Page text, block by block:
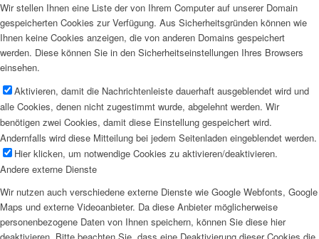
Wir stellen Ihnen eine Liste der von Ihrem Computer auf unserer Domain
gespeicherten Cookies zur Verfügung. Aus Sicherheitsgründen können wie
Ihnen keine Cookies anzeigen, die von anderen Domains gespeichert
werden. Diese können Sie in den Sicherheitseinstellungen Ihres Browsers
einsehen.
Aktivieren, damit die Nachrichtenleiste dauerhaft ausgeblendet wird und
alle Cookies, denen nicht zugestimmt wurde, abgelehnt werden. Wir
benötigen zwei Cookies, damit diese Einstellung gespeichert wird.
Andernfalls wird diese Mitteilung bei jedem Seitenladen eingeblendet werden.
Hier klicken, um notwendige Cookies zu aktivieren/deaktivieren.
Andere externe Dienste
Wir nutzen auch verschiedene externe Dienste wie Google Webfonts, Google
Maps und externe Videoanbieter. Da diese Anbieter möglicherweise
personenbezogene Daten von Ihnen speichern, können Sie diese hier
deaktivieren. Bitte beachten Sie, dass eine Deaktivierung dieser Cookies die